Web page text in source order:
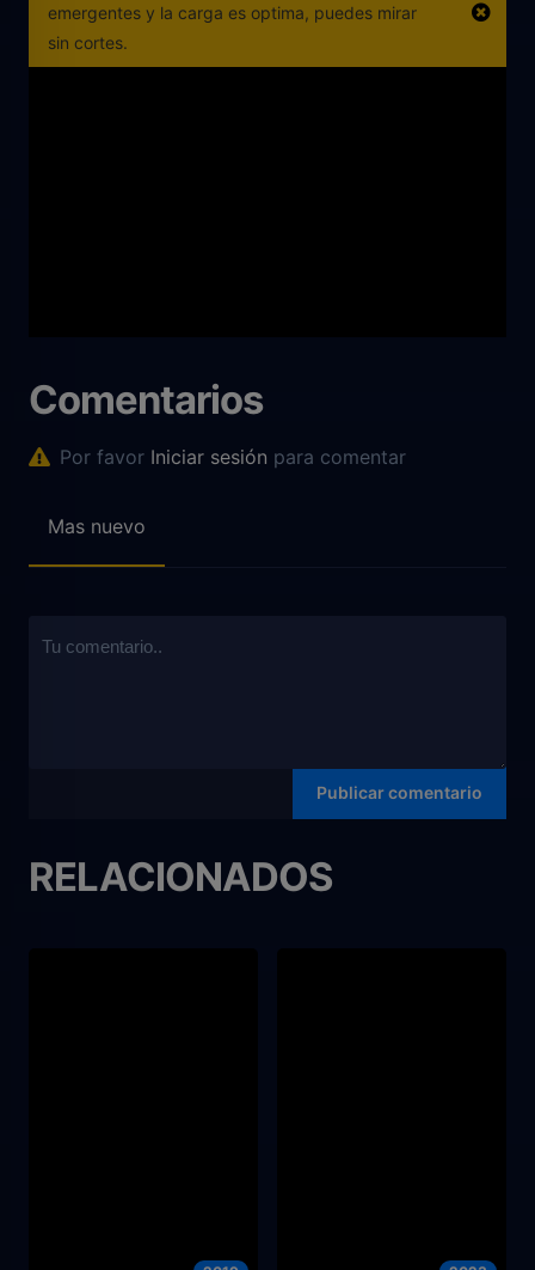
emergentes y la carga es optima, puedes mirar
sin cortes.
Comentarios
Por favor Iniciar sesión para comentar
Mas nuevo
RELACIONADOS